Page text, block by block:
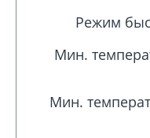
Режим
Мин.
Мин.